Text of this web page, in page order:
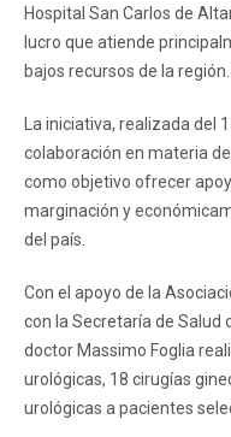
Hospital San Carlos de
lucro que atiende
bajos recursos de la región.
La iniciativa, realizada del
colaboración en materia
como objetivo ofrecer
marginación y
del país.
Con el apoyo de la
con la Secretaría de Salud
doctor Massimo Foglia
urológicas, 18 cirugías
urológicas a pacientes